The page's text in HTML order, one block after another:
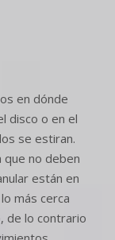
en dónde
disco o en el
se estiran.
que no deben
están en
más cerca
de lo contrario